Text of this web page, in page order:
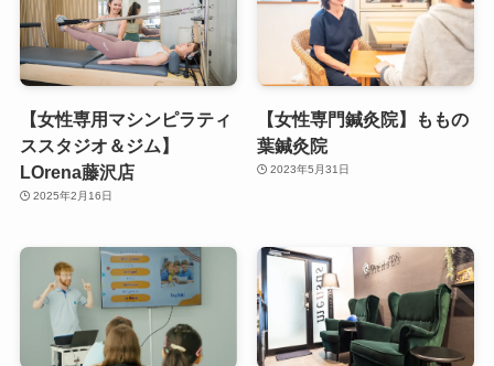
【女性専用マシンピラティ
ススタジオ＆ジム】
LOrena藤沢店
2025年2月16日
【女性専門鍼灸院】ももの
葉鍼灸院
2023年5月31日